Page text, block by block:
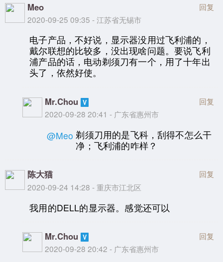
Meo
2020-09-25 09:35 - 江苏省无锡市
回复
电子产品，不好说，显示器没用过飞利浦的，
戴尔联想的比较多，没出现啥问题。要说飞利
浦产品的话，电动剃须刀有一个，用了十年出
头了，依然好使。
Mr.Chou
2020-09-28 20:41 - 广东省惠州市
回复
@Meo 剃须刀用的是飞科，刮得不怎么干
净；飞利浦的咋样？
陈大猫
2020-09-24 14:28 - 重庆市江北区
回复
我用的DELL的显示器。感觉还可以
Mr.Chou
2020-09-28 20:42 - 广东省惠州市
回复